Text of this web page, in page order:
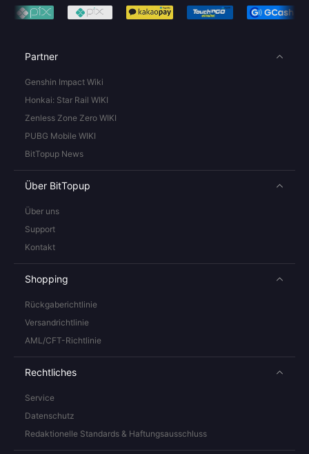
Partner
Genshin Impact Wiki
Honkai: Star Rail WIKI
Zenless Zone Zero WIKI
PUBG Mobile WIKI
BitTopup News
Über BitTopup
Über uns
Support
Kontakt
Shopping
Rückgaberichtlinie
Versandrichtlinie
AML/CFT-Richtlinie
Rechtliches
Service
Datenschutz
Redaktionelle Standards & Haftungsausschluss